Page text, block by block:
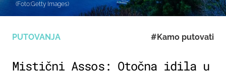
PUTOVANJA #Kamo putovati
Mistični Assos: Otočna idila u
(Foto:Getty Images)